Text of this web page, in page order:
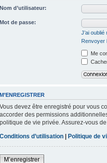
Nom d’utilisateur:
Mot de passe:
J’ai
Renvoyer
Me
M’ENREGISTRER
Vous devez être enregistré pour vous
accorder des permissions
politique de vie privée. Assurez-vous
Conditions d’utilisation | Politique de
M’enregistrer